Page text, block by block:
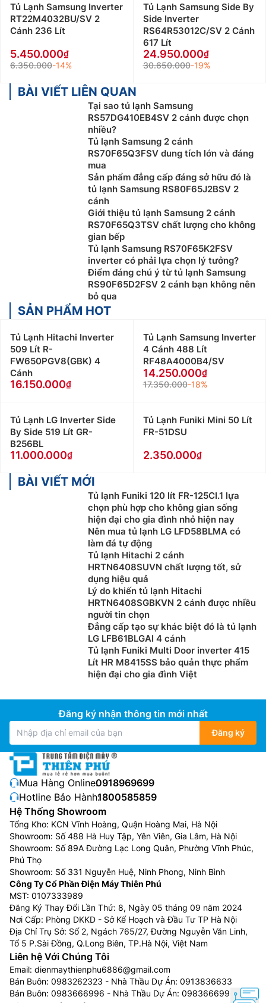
Tủ Lạnh Samsung Inverter
RT22M4032BU/SV 2
Cánh 236 Lít
5.450.000
6.350.000-14%
Tủ Lạnh Samsung Side By
Side Inverter
RS64R53012C/SV 2 Cánh
617 Lít
24.950.000
30.650.000-19%
BÀI VIẾT LIÊN QUAN
Tại sao tủ lạnh Samsung
RS57DG410EB4SV 2 cánh được chọn
nhiều?
Tủ lạnh Samsung 2 cánh
RS70F65Q3FSV dung tích lớn và đáng
mua
Sản phẩm đẳng cấp đáng sở hữu đó là
tủ lạnh Samsung RS80F65J2BSV 2
cánh
Giới thiệu tủ lạnh Samsung 2 cánh
RS70F65Q3TSV chất lượng cho không
gian bếp
Tủ lạnh Samsung RS70F65K2FSV
inverter có phải lựa chọn lý tưởng?
Điểm đáng chú ý từ tủ lạnh Samsung
RS90F65D2FSV 2 cánh bạn không nên
bỏ qua
SẢN PHẨM HOT
Tủ Lạnh Hitachi Inverter
509 Lít R-
FW650PGV8(GBK) 4
Cánh
16.150.000
Tủ Lạnh Samsung Inverter
4 Cánh 488 Lít
RF48A4000B4/SV
14.250.000
17.350.000-18%
Tủ Lạnh LG Inverter Side
By Side 519 Lít GR-
B256BL
11.000.000
Tủ Lạnh Funiki Mini 50 Lít
FR-51DSU
2.350.000
BÀI VIẾT MỚI
Tủ lạnh Funiki 120 lít FR-125CI.1 lựa
chọn phù hợp cho không gian sống
hiện đại cho gia đình nhỏ hiện nay
Nên mua tủ lạnh LG LFD58BLMA có
làm đá tự động
Tủ lạnh Hitachi 2 cánh
HRTN6408SUVN chất lượng tốt, sử
dụng hiệu quả
Lý do khiến tủ lạnh Hitachi
HRTN6408SGBKVN 2 cánh được nhiều
người tin chọn
Đẳng cấp tạo sự khác biệt đó là tủ lạnh
LG LFB61BLGAI 4 cánh
Tủ lạnh Funiki Multi Door inverter 415
Lít HR M8415SS bảo quản thực phẩm
hiện đại cho gia đình Việt
Đăng ký nhận thông tin mới nhất
Đăng ký
Mua Hàng Online:0918969699
Hotline Bảo Hành:1800585859
Hệ Thống Showroom
Tổng Kho: KCN Vĩnh Hoàng, Quận Hoàng Mai, Hà Nội
Showroom: Số 488 Hà Huy Tập, Yên Viên, Gia Lâm, Hà Nội
Showroom: Số 89A Đường Lạc Long Quân, Phường Vĩnh Phúc,
Phú Thọ
Showroom: Số 331 Nguyễn Huệ, Ninh Phong, Ninh Bình
Công Ty Cổ Phần Điện Máy Thiên Phú
MST: 0107333989
Đăng Ký Thay Đổi Lần Thứ: 8, Ngày 05 tháng 09 năm 2024
Nơi Cấp: Phòng DKKD - Sở Kế Hoạch và Đầu Tư TP Hà Nội
Địa Chỉ Trụ Sở: Số 2, Ngách 765/27, Đường Nguyễn Văn Linh,
Tổ 5 P.Sài Đồng, Q.Long Biên, TP.Hà Nội, Việt Nam
Liên hệ Với Chúng Tôi
Email: dienmaythienphu6886@gmail.com
Bán Buôn: 0983262323 - Nhà Thầu Dự Án: 0913836633
Bán Buôn: 0983666996 - Nhà Thầu Dự Án: 0983666996